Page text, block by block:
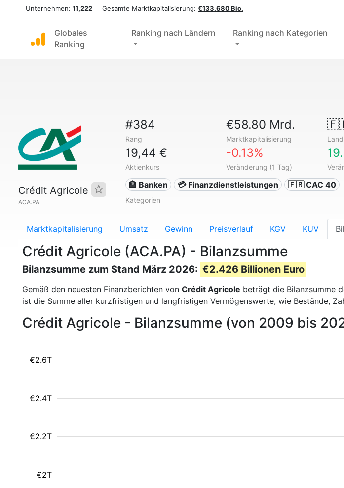
Unternehmen: 11,222 Gesamte Marktkapitalisierung: €133.680 Bio.
Globales
Ranking
Ranking nach Ländern Ranking nach Kategorien
Crédit Agricole
ACA.PA
#384
Rang
€58.80 Mrd.
Marktkapitalisierung Land
19,44 €
Aktienkurs
-0.13%
Veränderung (1 Tag)
🏦 Banken 💳 Finanzdienstleistungen 🇫🇷 CAC 40
Kategorien
Marktkapitalisierung Umsatz Gewinn Preisverlauf KGV KUV
Crédit Agricole (ACA.PA) - Bilanzsumme
Bilanzsumme zum Stand März 2026: €2.426 Billionen Euro
Gemäß den neuesten Finanzberichten von Crédit Agricole beträgt die Bilanzsumme
ist die Summe aller kurzfristigen und langfristigen Vermögenswerte, wie Bestände,
Crédit Agricole - Bilanzsumme (von 2009 bis
€2T
€2.2T
€2.4T
€2.6T